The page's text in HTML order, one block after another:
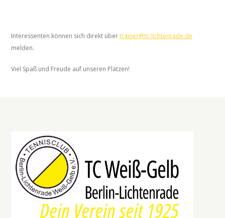
Interessenten können sich direkt übertrainer@tc-lichtenrade.de
melden.
Viel Spaß und Freude auf unseren Plätzen!